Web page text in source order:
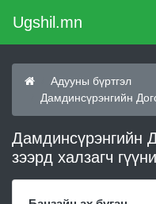
Ugshil.mn
Адууны бүртгэл
Дамдинсүрэнгийн
Дамдинсүрэнгийн
зээрд халзагч